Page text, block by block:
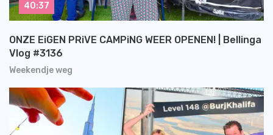
Weekendje weg
ONZE EiGEN PRiVE CAMPiNG WEER OPENEN! | Bellinga
Vlog #3136
40:37